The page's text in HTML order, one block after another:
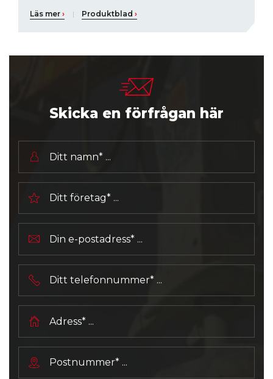
Läs mer › | Produktblad›
Skicka en förfrågan här